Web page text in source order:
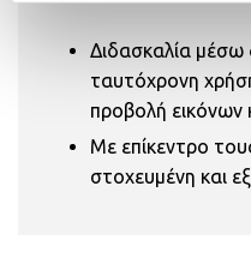
Διδασκαλία μέσω
ταυτόχρονη
προβολή εικόνων
Με επίκεντρο
στοχευμένη και